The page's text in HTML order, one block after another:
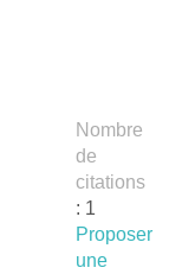
Nombre
de
citations
: 1
Proposer
une